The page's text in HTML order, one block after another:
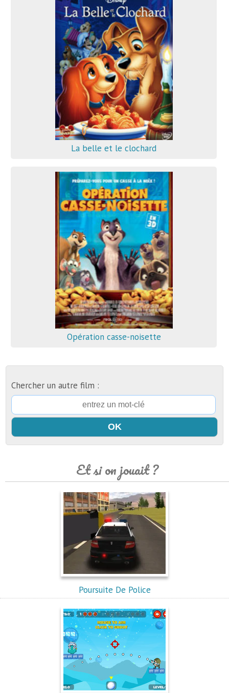
La belle et le clochard
Opération casse-noisette
Chercher un autre film :
Et si on jouait ?
Poursuite De Police